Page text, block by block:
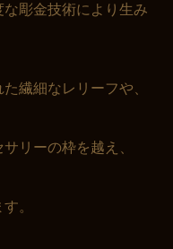
彫金技術により生み
繊細なレリーフや、
リーの枠を越え、
。